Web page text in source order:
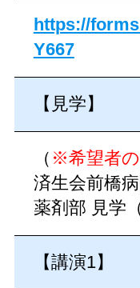
https://
Y667
【見学】
（ ※希望者
済生会前橋
薬剤部 見学
【講演1】